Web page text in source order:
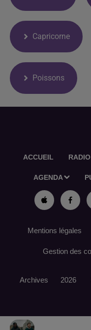
Capricorne
Poissons
ACCUEIL RADIO
AGENDA
Mentions légales
Gestion des
Archives 2026